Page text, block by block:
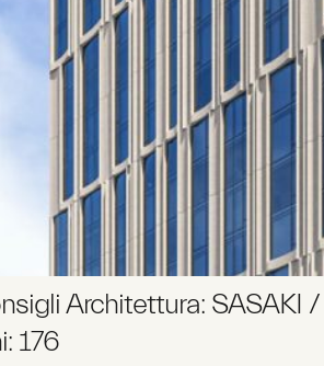
Architettura:
176